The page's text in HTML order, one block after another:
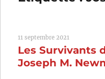
11 septembre 2021
Les Survivants
Joseph M.